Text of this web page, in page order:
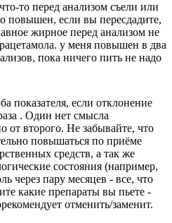
то перед анализом съели или
повышен, если вы пересдадите,
жирное перед анализом не
у меня повышен в два
пока ничего пить не надо
показателя, если отклонение
. Один нет смысла
от второго. Не забывайте, что
повышаться по приёме
средств, а так же
состояния (например,
через пару месяцев - все, что
какие препараты вы пьете -
отменить/заменит.